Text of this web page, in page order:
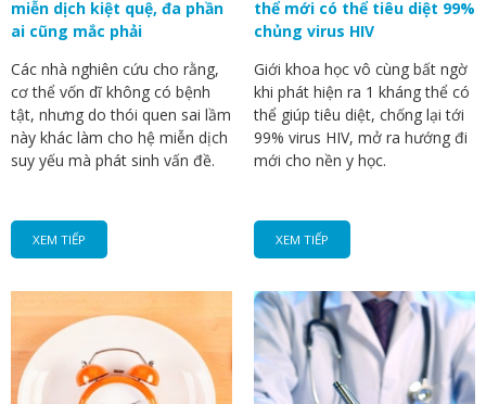
miễn dịch kiệt quệ, đa phần
ai cũng mắc phải
Các nhà nghiên cứu cho rằng,
cơ thể vốn dĩ không có bệnh
tật, nhưng do thói quen sai lầm
này khác làm cho hệ miễn dịch
suy yếu mà phát sinh vấn đề.
XEM TIẾP
thể mới có thể tiêu diệt 99%
chủng virus HIV
Giới khoa học vô cùng bất ngờ
khi phát hiện ra 1 kháng thể có
thể giúp tiêu diệt, chống lại tới
99% virus HIV, mở ra hướng đi
mới cho nền y học.
XEM TIẾP